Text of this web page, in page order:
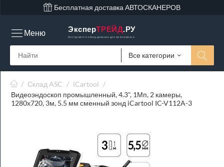
Бесплатная доставка АВТОСКАНЕРОВ
ЭксперТРЕЙД.РУ
Инструмент и оборудование для автосервиса
Все категории
Меню
/ Склад ASC / iCartool /
Видеоэндоскоп промышленный, 4.3", 1Мп, 2 камеры,
1280х720, 3м, 5.5 мм сменный зонд iCartool IC-V112A-3